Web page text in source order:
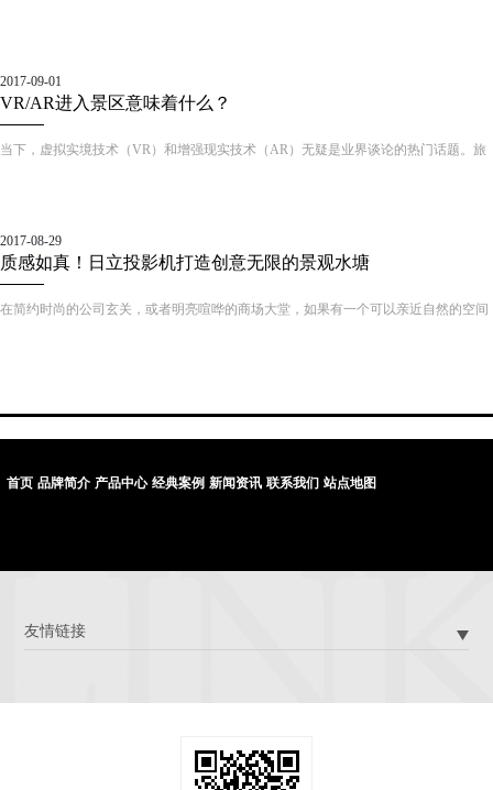
才能在上面体验奔跑。
2017-09-01
VR/AR进入景区意味着什么？
当下，虚拟实境技术（VR）和增强现实技术（AR）无疑是业界谈论的热门话题。旅
华侨城也大手笔投入此类最新互动科技，一时间，VR/AR技术炙手可热，大有成为景
区提质增效不二法宝的趋势。那么，这种“沉浸式”互动体验新科技究竟妙在何处？效
果又如何呢？
2017-08-29
质感如真！日立投影机打造创意无限的景观水塘
在简约时尚的公司玄关，或者明亮喧哗的商场大堂，如果有一个可以亲近自然的空间
首页 品牌简介 产品中心 经典案例 新闻资讯 联系我们 站点地图
友情链接